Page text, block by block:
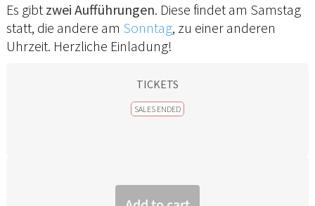
Es gibt zwei Aufführungen. Diese findet am Samstag
statt, die andere am Sonntag, zu einer anderen
Uhrzeit. Herzliche Einladung!
TICKETS
SALES ENDED